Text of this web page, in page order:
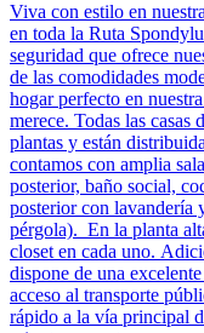
Viva con estilo en
en toda la Ruta
seguridad que ofrece
de las comodidades
hogar perfecto en
merece. Todas las casas
plantas y están
contamos con amplia
posterior, baño social,
posterior con lavandería
pérgola). En la planta
closet en cada uno.
dispone de una
acceso al transporte
rápido a la vía principal